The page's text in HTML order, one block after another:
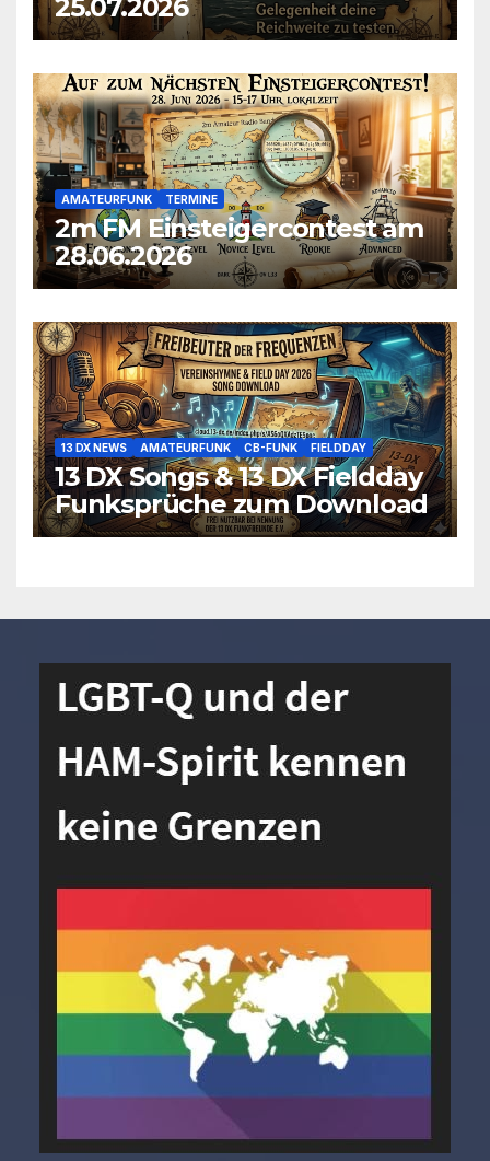
25.07.2026
AMATEURFUNK TERMINE
2m FM Einsteigercontest am
28.06.2026
13 DX NEWS AMATEURFUNK CB-FUNK FIELDDAY
13 DX Songs & 13 DX Fieldday
Funksprüche zum Download